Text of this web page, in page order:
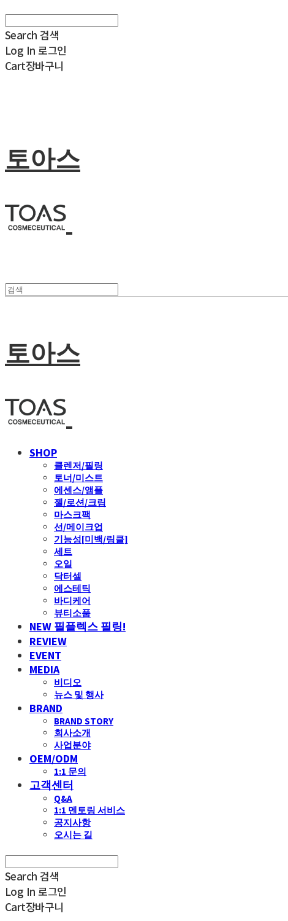
Search 검색
Log In 로그인
Cart장바구니
토아스
토아스
SHOP
클렌저/필링
토너/미스트
에센스/앰플
젤/로션/크림
마스크팩
선/메이크업
기능성[미백/링클]
세트
오일
닥터셀
에스테틱
바디케어
뷰티소품
NEW 필플렉스 필링!
REVIEW
EVENT
MEDIA
비디오
뉴스 및 행사
BRAND
BRAND STORY
회사소개
사업분야
OEM/ODM
1:1 문의
고객센터
Q&A
1:1 멘토링 서비스
공지사항
오시는 길
Search 검색
Log In 로그인
Cart장바구니